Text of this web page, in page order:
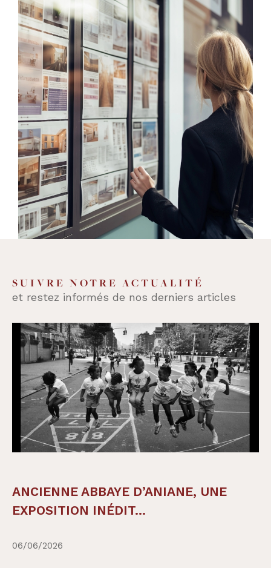
(34150) et Gignac (34150) vous proposent
unesélection de biens de qualité
et variés
: de la villa avec piscine, à la grande
maison de village, de l'immeuble en cœur
de village à l'appartement avec terrasse,
mais aussi des studios, des terrains, des
murs commerciaux, des parkings et des
garages, et beaucoup d'autres
opportunitésd'achat et de location sur
un secteur entre Montpellier et
Lodève. Nous offrons également des
servicesd'estimationpour vous aider à
déterminer la valeur de votre bien
immobilier avec précision et fiabilité.
SUIVRE NOTRE ACTUALITÉ
et restez informés de nos derniers articles
ANCIENNE ABBAYE D’ANIANE, UNE
EXPOSITION INÉDIT...
06/06/2026